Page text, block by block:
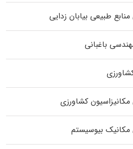
طبیعی بیابان زدایی
باغبانی
کشاورزی
بیوسیستم